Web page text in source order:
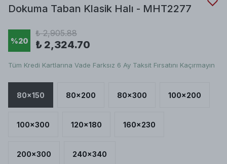
Dokuma Taban Klasik Halı - MHT2277
%20
₺ 2,905.88
₺ 2,324.70
Tüm Kredi Kartlarına Vade Farksız 6 Ay Taksit Fırsatını Kaçırmayın
80x150 80x200 80x300 100x200
100x300 120x180 160x230
200x300 240x340